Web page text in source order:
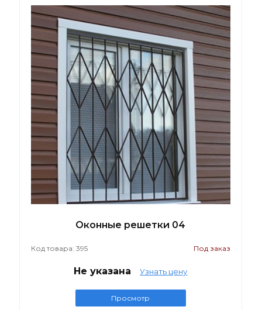
Оконные решетки 04
Код товара: 395 Под заказ
Не указана Узнать цену
Просмотр